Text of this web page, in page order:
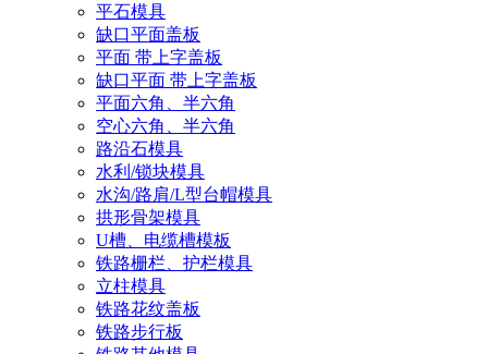
平石模具
缺口平面盖板
平面 带上字盖板
缺口平面 带上字盖板
平面六角、半六角
空心六角、半六角
路沿石模具
水利/锁块模具
水沟/路肩/L型台帽模具
拱形骨架模具
U槽、电缆槽模板
铁路栅栏、护栏模具
立柱模具
铁路花纹盖板
铁路步行板